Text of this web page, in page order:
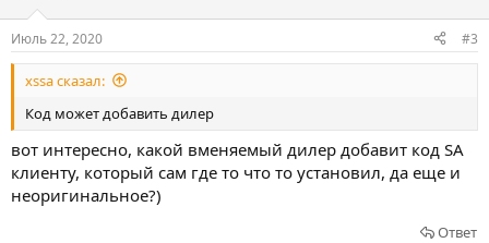
с
в
ь
з
с
в
ь
п
р
Июль 22, 2020 #3
xssa сказал:
Код может добавить дилер
вот интересно, какой вменяемый дилер добавит код SA
клиенту, который сам где то что то установил, да еще и
неоригинальное?)
Ответ